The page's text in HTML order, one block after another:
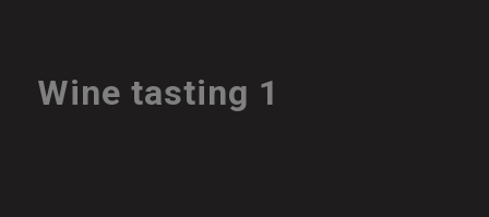
Wine tasting 1